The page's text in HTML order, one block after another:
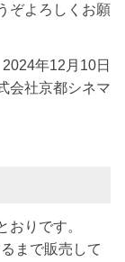
ぞよろしくお願
2024年12月10日
会社京都シネマ
りです。
まで販売して